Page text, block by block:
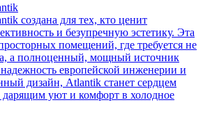
создана для тех, кто ценит
и безупречную эстетику. Эта
помещений, где требуется не
а полноценный, мощный источник
надежность европейской инженерии и
дизайн, Atlantik станет сердцем
дарящим уют и комфорт в холодное